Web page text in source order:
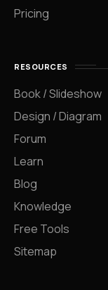
Pricing
RESOURCES
Book / Slideshow
Design / Diagram
Forum
Learn
Blog
Knowledge
Free Tools
Sitemap